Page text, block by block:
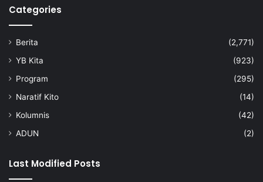
n
r
a
a
a
e
Categories
Berita
(2,771)
YB Kita
(923)
Program
(295)
Naratif Kito
(14)
Kolumnis
(42)
ADUN
(2)
Last Modified Posts